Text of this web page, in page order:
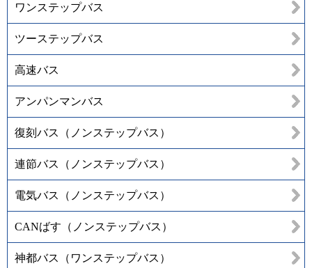
ワンステップバス
ツーステップバス
高速バス
アンパンマンバス
復刻バス（ノンステップバス）
連節バス（ノンステップバス）
電気バス（ノンステップバス）
CANばす（ノンステップバス）
神都バス（ワンステップバス）